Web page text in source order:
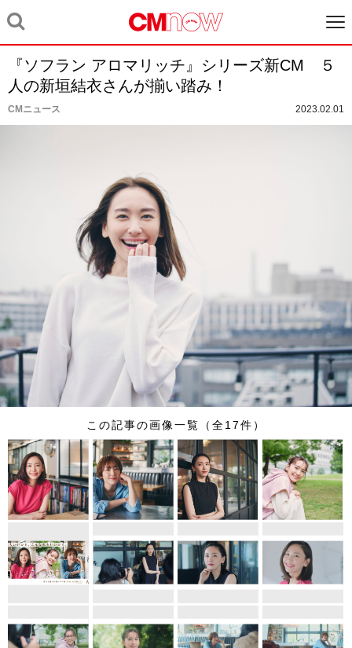
『ソフラン アロマリッチ』シリーズ新CM ５
人の新垣結衣さんが揃い踏み！
CMニュース 2023.02.01
この記事の画像一覧（全17件）